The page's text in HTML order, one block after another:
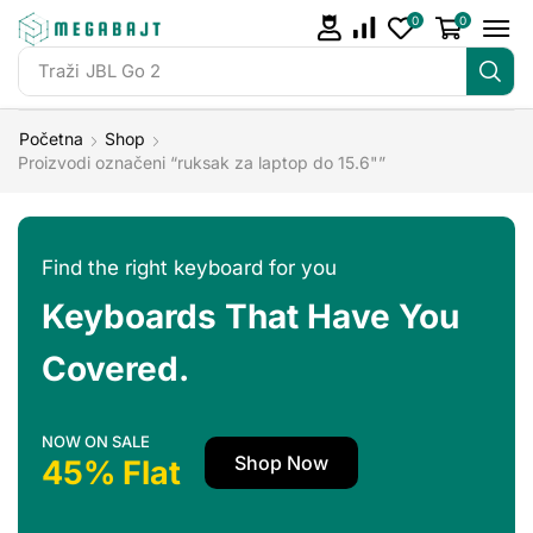
Traži
0 0
Početna
Shop
Proizvodi označeni “ruksak za laptop do 15.6"”
Find the right keyboard for you
Keyboards That Have You
Covered.
NOW ON SALE
45% Flat Shop Now